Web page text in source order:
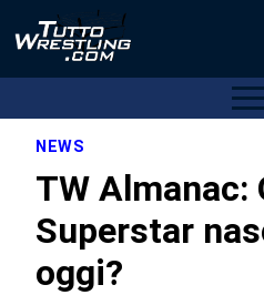
NEWS
TW Almanac:
Superstar
oggi?